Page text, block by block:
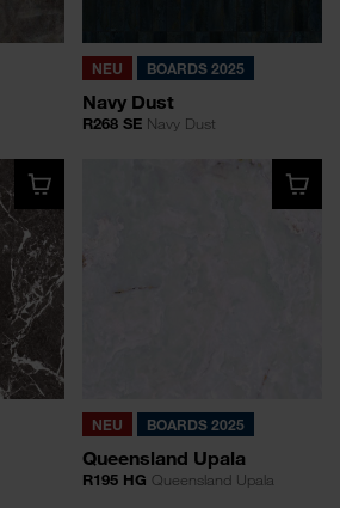
NEU BOARDS 2025
Navy Dust
R268 SENavy Dust
NEU BOARDS 2025
Queensland Upala
R195 HG Queensland Upala